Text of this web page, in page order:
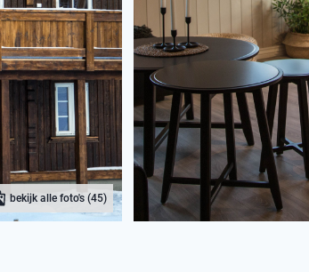
bekijk alle foto's (45)